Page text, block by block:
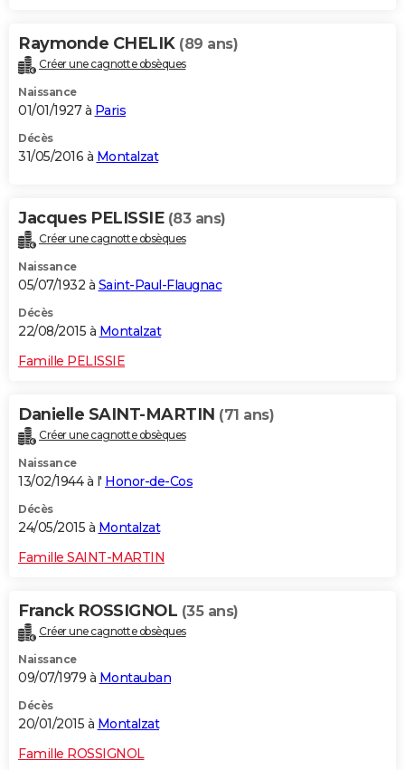
Raymonde CHELIK (89 ans)
Créer une cagnotte obsèques
Naissance
01/01/1927 à Paris
Décès
31/05/2016 à Montalzat
Jacques PELISSIE (83 ans)
Créer une cagnotte obsèques
Naissance
05/07/1932 à Saint-Paul-Flaugnac
Décès
22/08/2015 à Montalzat
Famille PELISSIE
Danielle SAINT-MARTIN (71 ans)
Créer une cagnotte obsèques
Naissance
13/02/1944 à l' Honor-de-Cos
Décès
24/05/2015 à Montalzat
Famille SAINT-MARTIN
Franck ROSSIGNOL (35 ans)
Créer une cagnotte obsèques
Naissance
09/07/1979 à Montauban
Décès
20/01/2015 à Montalzat
Famille ROSSIGNOL